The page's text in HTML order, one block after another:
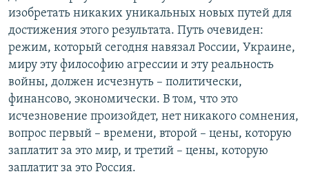
изобретать никаких уникальных новых путей для
достижения этого результата. Путь очевиден:
режим, который сегодня навязал России, Украине,
миру эту философию агрессии и эту реальность
войны, должен исчезнуть – политически,
финансово, экономически. В том, что это
исчезновение произойдет, нет никакого сомнения,
вопрос первый – времени, второй – цены, которую
заплатит за это мир, и третий – цены, которую
заплатит за это Россия.